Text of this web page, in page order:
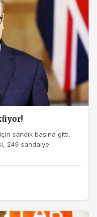
sandık başına gitti.
249 sandalye